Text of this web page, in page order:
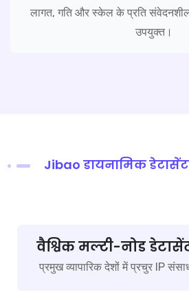
लागत, गति और स्केल के प्रति
उपयुक्त।
Jibao डायनामिक
वैश्विक मल्टी-नोड
प्रमुख व्यापारिक देशों में प्रचुर IP